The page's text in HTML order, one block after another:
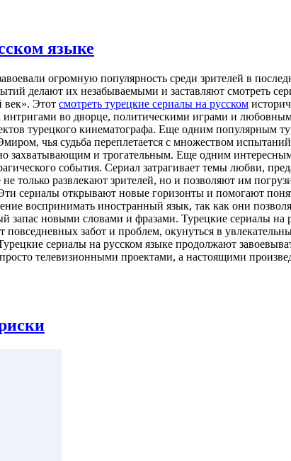
языке
огромную популярность среди зрителей в
делают их незабываемыми и заставляют смотреть
век». Этот смотреть турецкие сериалы на русском
во дворце, политическими играми и
турецкого кинематографа. Еще одним популярным
чья судьба переплетается с множеством
захватывающим и трогательным. Еще одним
события. Сериал затрагивает темы любви,
развлекают зрителей, но и позволяют им
сериалы открывают новые горизонты и помогают
воспринимать иностранный язык, так как они
запас новыми словами и фразами. Турецкие сериалы на
повседневных забот и проблем, окунуться в
сериалы на русском языке продолжают
телевизионными проектами, а настоящими